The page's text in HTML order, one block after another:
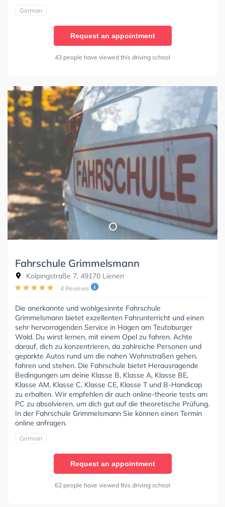
German
Request an appointment
43 people have viewed this driving school
Fahrschule Grimmelsmann
Kolpingstraße 7, 49170 Lienen
4 Reviews
Die anerkannte und wohlgesinnte Fahrschule
Grimmelsmann bietet exzellenten Fahrunterricht und einen
sehr hervorragenden Service in Hagen am Teutoburger
Wald. Du wirst lernen, mit einem Opel zu fahren. Achte
darauf, dich zu konzentrieren, da zahlreiche Personen und
geparkte Autos rund um die nahen Wohnstraßen gehen,
fahren und stehen. Die Fahrschule bietet Herausragende
Bedingungen um deine Klasse B, Klasse A, Klasse BE,
Klasse AM, Klasse C, Klasse CE, Klasse T und B-Handicap
zu erhalten. Wir empfehlen dir auch online-theorie tests am
PC zu absolvieren, um dich gut auf die theoretische Prüfung.
In der Fahrschule Grimmelsmann Sie können einen Termin
online anfragen.
German
Request an appointment
62 people have viewed this driving school